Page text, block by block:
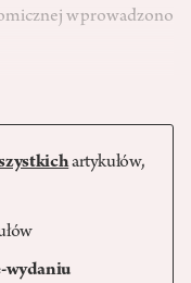
wprowadzono
artykułów,
wydaniu